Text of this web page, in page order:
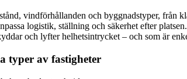
vindförhållanden och byggnadstyper,
logistik, ställning och säkerhet efter
och lyfter helhetsintrycket – och som är
typer av fastigheter